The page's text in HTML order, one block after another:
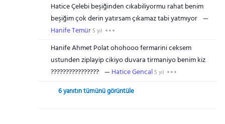
Hatice Çelebi beşiğinden cıkabiliyormu rahat benim
beşiğim çok derin yatırsam çıkamaz tabi yatmıyor
Hanife Temür5 yıl
Hanife Ahmet Polat ohohooo fermarini ceksem
ustunden ziplayip cikiyo duvara tirmaniyo benim kiz
????????????????
Hatice Gencal5 yıl
6 yanıtın tümünü görüntüle